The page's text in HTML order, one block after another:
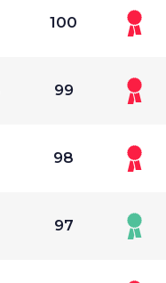
100
99
98
97